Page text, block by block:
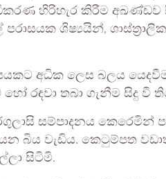
හිරිහැර කිරීම අඛණ්ඩව
ශිෂ්‍යයින්,
අධික ලෙස බලය
රඳවා තබා ගැනීම සිදු වී
සම්පාදනය කෙරෙමින්
බිය වැඩිය. කෙටුම්පත
සිටිමි.